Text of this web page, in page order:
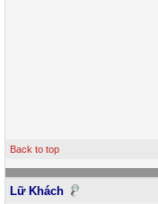
Back to top
Lữ Khách